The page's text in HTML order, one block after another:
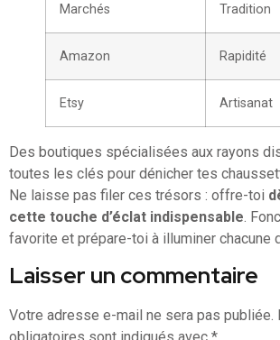
Marchés Tradition
Amazon Rapidité
Etsy Artisanat
Des boutiques spécialisées aux rayons
toutes les clés pour dénicher tes
Ne laisse pas filer ces trésors : offre-toi
cette touche d’éclat indispensable.
favorite et prépare-toi à illuminer chacune
Laisser un commentaire
Votre adresse e-mail ne sera pas publiée.